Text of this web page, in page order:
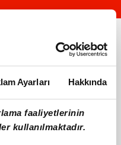
Ayarları Hakkında
faaliyetlerinin
kullanılmaktadır.
수신상털어드립니다ile ilgili
yeni bir arama